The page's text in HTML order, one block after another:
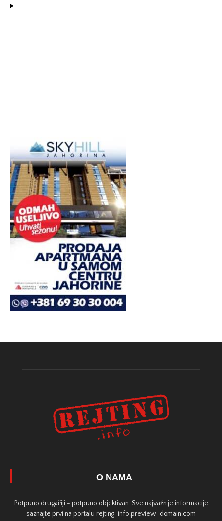
O NAMA
Potpuno drugačiji - potpuno objektivan. Sve najvažnije informacije
saznajte prvi na portalu rejting-info.preview-domain.com